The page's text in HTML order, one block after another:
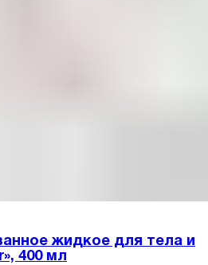
жидкое для тела и
400 мл